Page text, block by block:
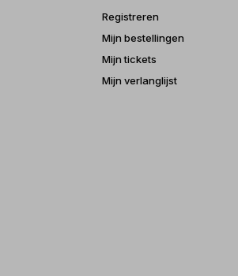
Registreren
Mijn bestellingen
Mijn tickets
Mijn verlanglijst